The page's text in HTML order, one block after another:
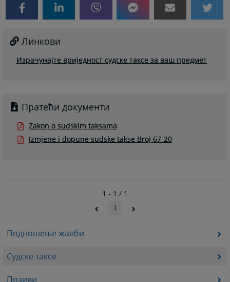
Подношење жалби
Судске таксе
Позиви
Линкови
Израчунајте вриједност судске таксе за ваш предмет
Пратећи документи
Zakon o sudskim taksama
Izmjene i dopune sudske takse Broj 67-20
1 - 1 / 1
1